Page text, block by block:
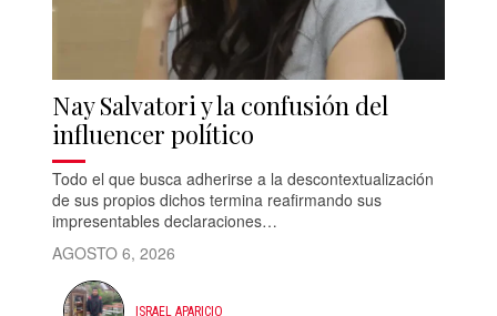
Nay Salvatori y la confusión del
influencer político
Todo el que busca adherirse a la descontextualización
de sus propios dichos termina reafirmando sus
impresentables declaraciones…
AGOSTO 6, 2026
ISRAEL APARICIO